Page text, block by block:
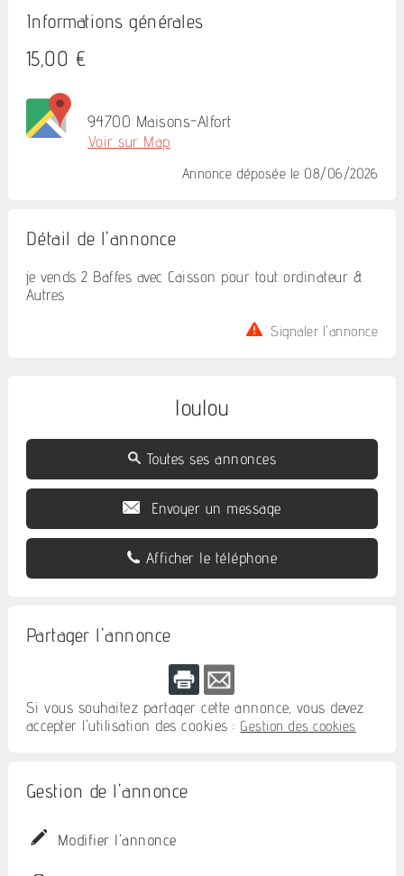
Informations générales
15,00 €
94700 Maisons-Alfort
Voir sur Map
Annonce déposée le 08/06/2026
Détail de l'annonce
je vends 2 Baffes avec Caisson pour tout ordinateur &
Autres
Signaler l'annonce
loulou
Toutes ses annonces
Envoyer un message
Afficher le téléphone
Partager l'annonce
Si vous souhaitez partager cette annonce, vous devez
accepter l'utilisation des cookies : Gestion des cookies
Gestion de l'annonce
Modifier l'annonce